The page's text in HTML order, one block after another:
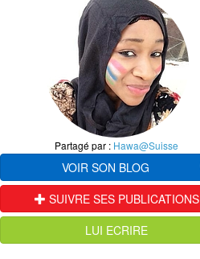
Partagé par : Hawa@Suisse
VOIR SON BLOG
SUIVRE SES PUBLICATIONS
LUI ECRIRE